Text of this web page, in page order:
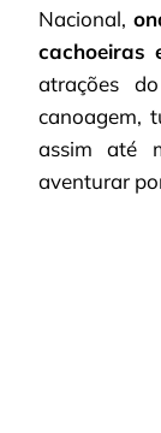
Nacional,
cachoeiras
atrações
canoagem,
assim até
aventurar